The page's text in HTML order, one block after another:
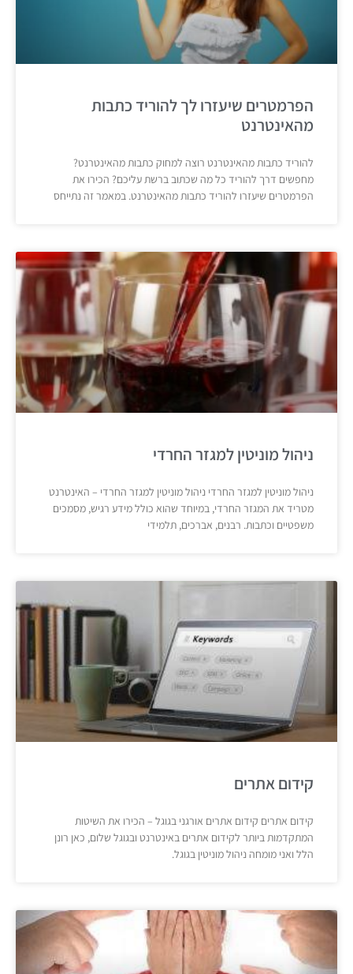
הפרמטרים שיעזרו לך להוריד כתבות
מהאינטרנט
להוריד כתבות מהאינטרנט רוצה למחוק כתבות מהאינטרנט?
מחפשים דרך להוריד כל מה שכתוב ברשת עליכם? הכירו את
הפרמטרים שיעזרו להוריד כתבות מהאינטרנט. במאמר זה נתייחס
ניהול מוניטין למגזר החרדי
ניהול מוניטין למגזר החרדי ניהול מוניטין למגזר החרדי – האינטרנט
מטריד את המגזר החרדי, במיוחד שהוא כולל מידע רגיש, מסמכים
משפטיים וכתבות. רבנים, אברכים, תלמידי
קידום אתרים
קידום אתרים קידום אתרים אורגני בגוגל – הכירו את השיטות
המתקדמות ביותר לקידום אתרים באינטרנט ובגוגל שלום, כאן רונן
הלל ואני מומחה ניהול מוניטין בגוגל.